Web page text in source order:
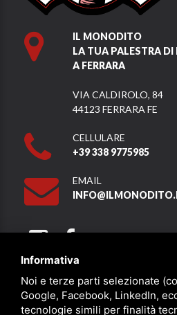
IL MONODITO
LA TUA PALESTRA DI
A FERRARA
VIA CALDIROLO, 84
44123 FERRARA FE
CELLULARE
+39 338 9775985
EMAIL
Partner
Informativa
Noi e terze parti selezionate
Google, Facebook, LinkedIn,
tecnologie simili per finalità